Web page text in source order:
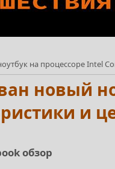
на процессоре Intel
новый
и
обзор